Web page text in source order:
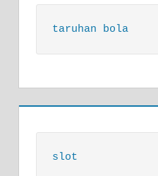
taruhan bola
slot